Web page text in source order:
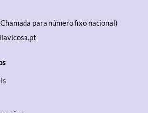
para número fixo nacional)